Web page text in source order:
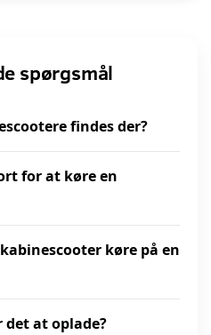
spørgsmål
findes der?
for at køre en
køre på en
at oplade?